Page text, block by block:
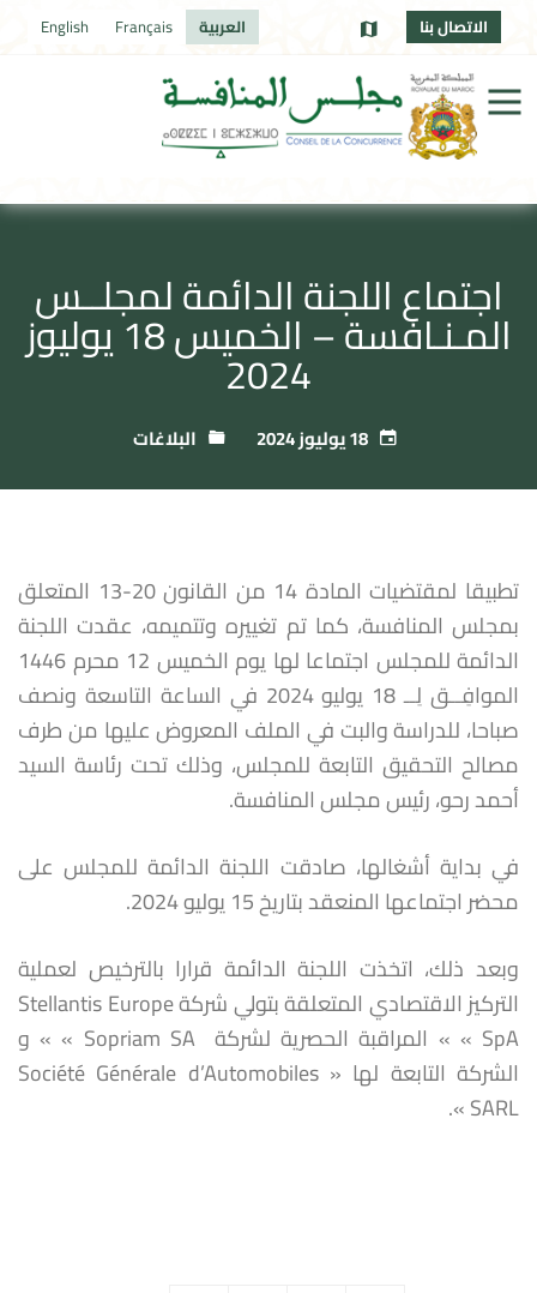
الاتصال بنا العربية Français
English
اجتماع اللجنة الدائمة لمجلــس
المـنـافسة – الخميس 18 يوليوز
2024
18 يوليوز 2024 البلاغات
تطبيقا لمقتضيات المادة 14 من القانون 20-13 المتعلق
بمجلس المنافسة، كما تم تغييره وتتميمه، عقدت اللجنة
الدائمة للمجلس اجتماعا لها يوم الخميس 12 محرم 1446
الموافِــق لِــ 18 يوليو 2024 في الساعة التاسعة ونصف
صباحا، للدراسة والبت في الملف المعروض عليها من طرف
مصالح التحقيق التابعة للمجلس، وذلك تحت رئاسة السيد
أحمد رحو، رئيس مجلس المنافسة.
في بداية أشغالها، صادقت اللجنة الدائمة للمجلس على
محضر اجتماعها المنعقد بتاريخ 15 يوليو 2024.
وبعد ذلك، اتخذت اللجنة الدائمة قرارا بالترخيص لعملية
التركيز الاقتصادي المتعلقة بتولي شركة Stellantis Europe
SpA » » المراقبة الحصرية لشركة Sopriam SA » » و
الشركة التابعة لها « Société Générale d’Automobiles
SARL ».